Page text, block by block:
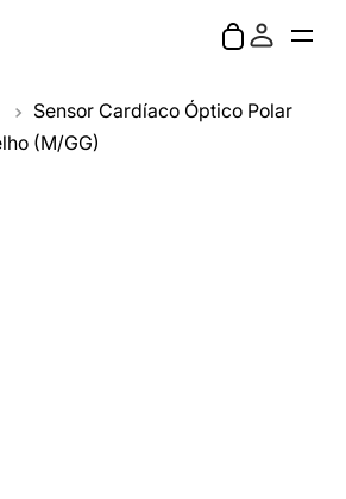
Sensor Cardíaco Óptico Polar
(M/GG)